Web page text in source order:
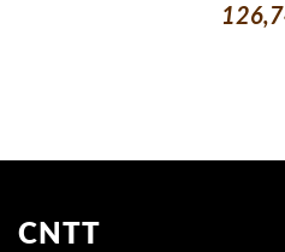
CNTT